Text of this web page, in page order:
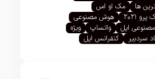
ها
مک او اس
۲۰۲۱
هوش مصنوعی
اپل
واتساپ
ویژه
سردبیر
کنفرانس اپل